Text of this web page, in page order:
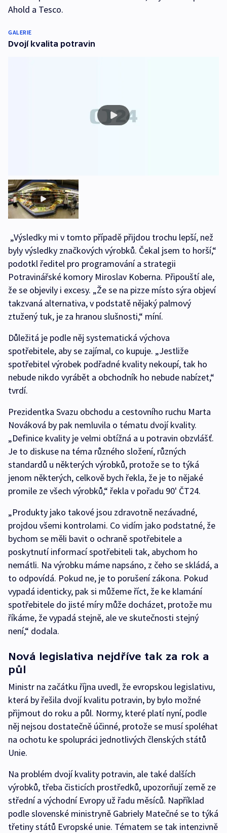
Ahold a Tesco.
GALERIE
Dvojí kvalita potravin
„Výsledky mi v tomto případě přijdou trochu lepší, než
byly výsledky značkových výrobků. Čekal jsem to horší,“
podotkl ředitel pro programování a strategii
Potravinářské komory Miroslav Koberna. Připouští ale,
že se objevily i excesy. „Že se na pizze místo sýra objeví
takzvaná alternativa, v podstatě nějaký palmový
ztužený tuk, je za hranou slušnosti,“ míní.
Důležitá je podle něj systematická výchova
spotřebitele, aby se zajímal, co kupuje. „Jestliže
spotřebitel výrobek podřadné kvality nekoupí, tak ho
nebude nikdo vyrábět a obchodník ho nebude nabízet,“
tvrdí.
Prezidentka Svazu obchodu a cestovního ruchu Marta
Nováková by pak nemluvila o tématu dvojí kvality.
„Definice kvality je velmi obtížná a u potravin obzvlášť.
Je to diskuse na téma různého složení, různých
standardů u některých výrobků, protože se to týká
jenom některých, celkově bych řekla, že je to nějaké
promile ze všech výrobků,“ řekla v pořadu 90' ČT24.
„Produkty jako takové jsou zdravotně nezávadné,
projdou všemi kontrolami. Co vidím jako podstatné, že
bychom se měli bavit o ochraně spotřebitele a
poskytnutí informací spotřebiteli tak, abychom ho
nemátli. Na výrobku máme napsáno, z čeho se skládá, a
to odpovídá. Pokud ne, je to porušení zákona. Pokud
vypadá identicky, pak si můžeme říct, že ke klamání
spotřebitele do jisté míry může docházet, protože mu
říkáme, že vypadá stejně, ale ve skutečnosti stejný
není,“ dodala.
Nová legislativa nejdříve tak za rok a
půl
Ministr na začátku října uvedl, že evropskou legislativu,
která by řešila dvojí kvalitu potravin, by bylo možné
přijmout do roku a půl. Normy, které platí nyní, podle
něj nejsou dostatečně účinné, protože se musí spoléhat
na ochotu ke spolupráci jednotlivých členských států
Unie.
Na problém dvojí kvality potravin, ale také dalších
výrobků, třeba čisticích prostředků, upozorňují země ze
střední a východní Evropy už řadu měsíců. Například
podle slovenské ministryně Gabriely Matečné se to týká
třetiny států Evropské unie. Tématem se tak intenzivně